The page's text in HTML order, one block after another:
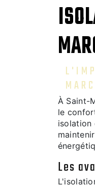
À Saint-
le
isolation
Les